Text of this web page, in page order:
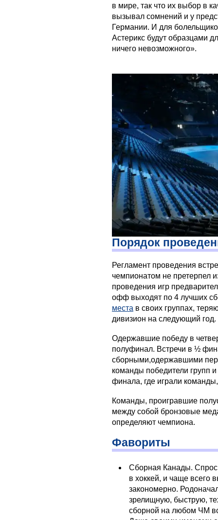
в мире, так что их выбор в
вызывал сомнений и у
Германии. И для
Астерикс будут образцами
ничего невозможного».
Порядок
Регламент проведения
чемпионатом не претерпел
проведения игр
офф выходят по 4 лучших
места в своих группах,
дивизион на следующий год.
Одержавшие победу в
полуфинал. Встречи в ½
сборными,одержавшими
команды победители групп
финала, где играли
Команды, проигравшие
между собой бронзовые
определяют чемпиона.
Фавориты
Сборная Канады.
в хоккей, и чаще всего
закономерно.
зрелищную, быструю,
сборной на любом ЧМ